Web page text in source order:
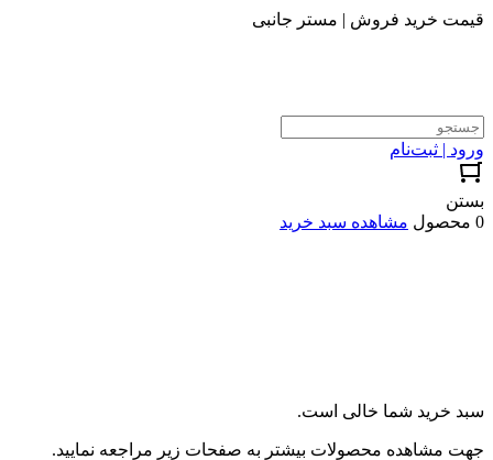
قیمت خرید فروش | مستر جانبی
ورود | ثبت‌نام
بستن
0 محصول
مشاهده سبد خرید
سبد خرید شما خالی است.
جهت مشاهده محصولات بیشتر به صفحات زیر مراجعه نمایید.